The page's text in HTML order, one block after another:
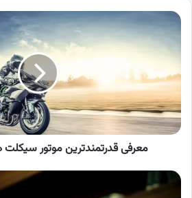
معرفی
قدرتمندترین
موتور
سیکلت
های
معروف
دنیا
معرفی قدرتمندترین موتور
داماد